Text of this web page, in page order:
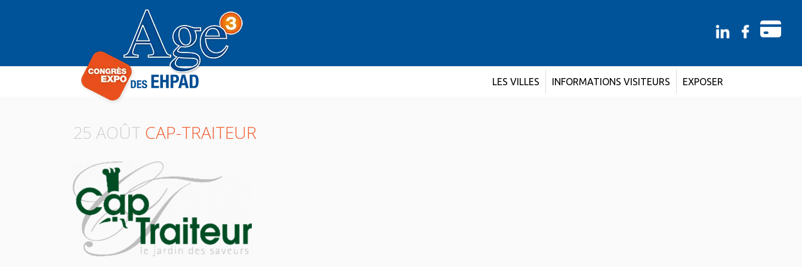
LES VILLES INFORMATIONS VISITEURS EXPOSER
25 AOÛT CAP-TRAITEUR